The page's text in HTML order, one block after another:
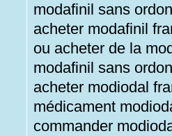
modafinil sans
acheter modafinil
ou acheter de la
modafinil sans
acheter modiodal
médicament
commander